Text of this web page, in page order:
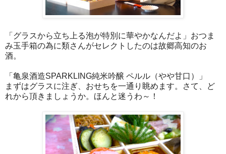
「グラスから立ち上る泡が特別に華やかなんだよ」おつま
み玉手箱の為に類さんがセレクトしたのは故郷高知のお
酒。
「亀泉酒造SPARKLING純米吟醸 ペルル（やや甘口）」
まずはグラスに注ぎ、おせちを一通り眺めます。さて、ど
れから頂きましょうか。ほんと迷うわ～！